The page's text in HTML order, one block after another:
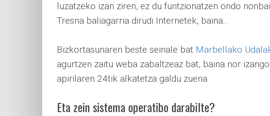
luzatzeko izan ziren, ez du funtzionatzen ondo
Tresna baliagarria dirudi Internetek, baina...
Bizkortasunaren beste seinale bat Marbellako
agurtzen zaitu weba zabaltzeaz bat, baina nor
apirilaren 24tik alkatetza galdu zuena.
Eta zein sistema operatibo darabilte?